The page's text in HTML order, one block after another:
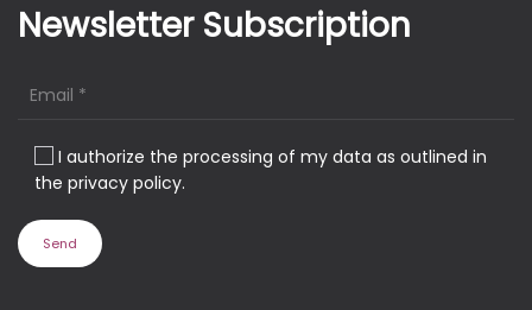
Newsletter Subscription
I authorize the processing of my data as outlined in
the privacy policy.